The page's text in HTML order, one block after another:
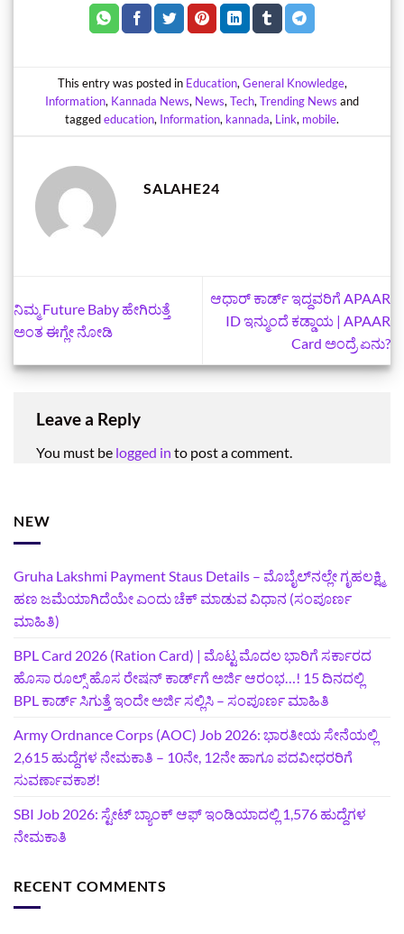
This entry was posted in Education, General Knowledge,
Information, Kannada News, News, Tech, Trending News and
taggededucation, Information, kannada, Link, mobile.
SALAHE24
ನಿಮ್ಮ Future Baby ಹೇಗಿರುತ್ತೆ
ಅಂತ ಈಗ್ಲೇ ನೋಡಿ
ಆಧಾರ್‌ ಕಾರ್ಡ್‌ ಇದ್ದವರಿಗೆ APAAR
ID ಇನ್ಮುಂದೆ ಕಡ್ಡಾಯ | APAAR
Card ಅಂದ್ರೆ ಏನು?
Leave a Reply
You must be logged in to post a comment.
NEW
Gruha Lakshmi Payment Staus Details – ಮೊಬೈಲ್‌ನಲ್ಲೇ ಗೃಹಲಕ್ಷ್ಮಿ
ಹಣ ಜಮೆಯಾಗಿದೆಯೇ ಎಂದು ಚೆಕ್ ಮಾಡುವ ವಿಧಾನ (ಸಂಪೂರ್ಣ
ಮಾಹಿತಿ)
BPL Card 2026 (Ration Card) | ಮೊಟ್ಟ ಮೊದಲ ಭಾರಿಗೆ ಸರ್ಕಾರದ
ಹೊಸಾ ರೂಲ್ಸ್ ಹೊಸ ರೇಷನ್ ಕಾರ್ಡ್‌ಗೆ ಅರ್ಜಿ ಆರಂಭ…! 15 ದಿನದಲ್ಲಿ
BPL ಕಾರ್ಡ್ ಸಿಗುತ್ತೆ ಇಂದೇ ಅರ್ಜಿ ಸಲ್ಲಿಸಿ – ಸಂಪೂರ್ಣ ಮಾಹಿತಿ
Army Ordnance Corps (AOC) Job 2026: ಭಾರತೀಯ ಸೇನೆಯಲ್ಲಿ
2,615 ಹುದ್ದೆಗಳ ನೇಮಕಾತಿ – 10ನೇ, 12ನೇ ಹಾಗೂ ಪದವೀಧರರಿಗೆ
ಸುವರ್ಣಾವಕಾಶ!
SBI Job 2026: ಸ್ಟೇಟ್ ಬ್ಯಾಂಕ್ ಆಫ್ ಇಂಡಿಯಾದಲ್ಲಿ 1,576 ಹುದ್ದೆಗಳ
ನೇಮಕಾತಿ
RECENT COMMENTS